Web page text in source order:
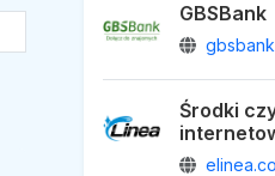
GBSBank
Środki